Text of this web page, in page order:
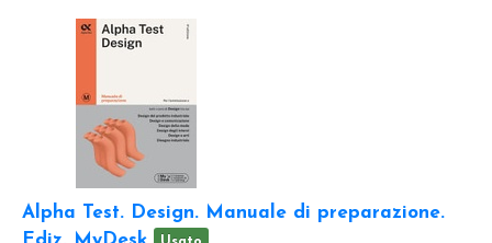
Alpha Test. Design. Manuale di preparazione.